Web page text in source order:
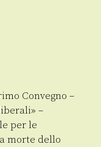
Convegno –
–
per le
morte dello